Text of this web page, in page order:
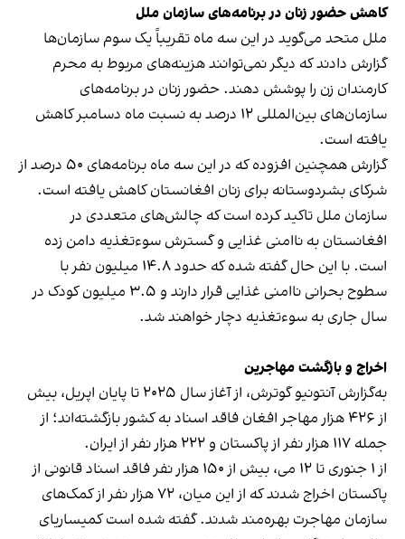
کاهش حضور زنان در برنامه‌های سازمان ملل
ملل متحد می‌گوید در این سه ماه تقریباً یک ‌سوم سازمان‌ها
گزارش دادند که دیگر نمی‌توانند هزینه‌های مربوط به محرم
کارمندان زن را پوشش دهند. حضور زنان در برنامه‌های
سازمان‌های بین‌المللی ۱۲ درصد به نسبت ماه دسامبر کاهش
یافته است.
گزارش همچنین افزوده که در این سه ماه برنامه‌های ۵۰ درصد از
شرکای بشردوستانه برای زنان افغانستان کاهش یافته است.
سازمان ملل تاکید کرده است که چالش‌های متعددی در
افغانستان به ناامنی غذایی و گسترش سوءتغذیه دامن زده
است. با این حال گفته شده که حدود ۱۴.۸ میلیون نفر با
سطوح بحرانی ناامنی غذایی قرار دارند و ۳.۵ میلیون کودک در
سال جاری به سوءتغذیه دچار خواهند شد.
اخراج و بازگشت مهاجرین
به‌گزارش آنتونیو گوترش، از آغاز سال ۲۰۲۵ تا پایان اپریل، بیش
از ۴۲۶ هزار مهاجر افغان فاقد اسناد به کشور بازگشته‌اند؛ از
جمله ۱۱۷ هزار نفر از پاکستان و ۲۲۲ هزار نفر از ایران.
از ۱ جنوری تا ۱۲ می، بیش از ۱۵۰ هزار نفر فاقد اسناد قانونی از
پاکستان اخراج شدند که از این میان، ۷۲ هزار نفر از کمک‌های
سازمان مهاجرت بهره‌مند شدند. گفته شده است کمیساریای